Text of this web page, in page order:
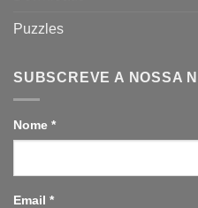
Puzzles
SUBSCREVE A NOSSA
Nome *
Email *